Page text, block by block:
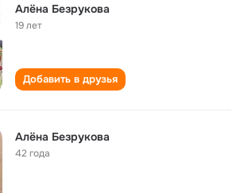
Алёна Безрукова
19 лет
Добавить в друзья
Алёна Безрукова
42 года